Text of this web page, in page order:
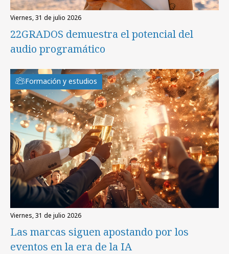
viernes, 31 de julio 2026
22GRADOS demuestra el potencial del
audio programático
Formación y estudios
viernes, 31 de julio 2026
Las marcas siguen apostando por los
eventos en la era de la IA